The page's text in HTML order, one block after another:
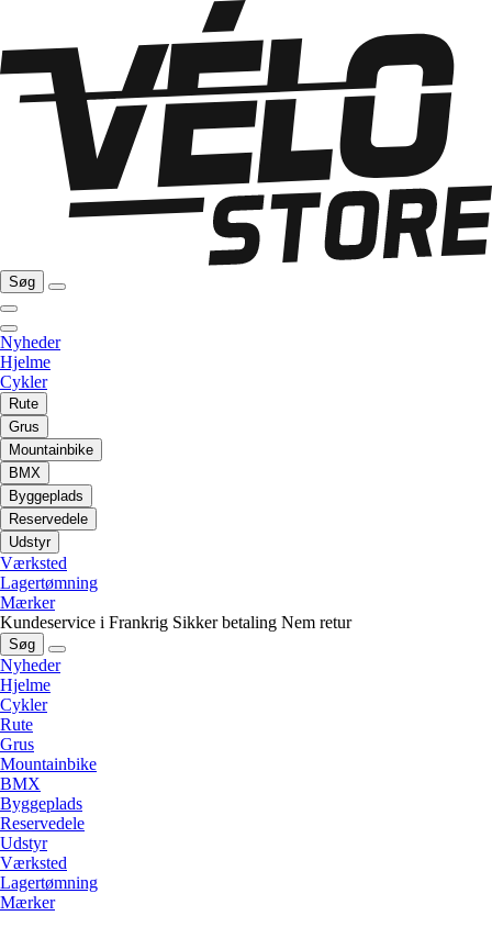
Søg
Nyheder
Hjelme
Cykler
Rute
Grus
Mountainbike
BMX
Byggeplads
Reservedele
Udstyr
Værksted
Lagertømning
Mærker
Kundeservice i Frankrig Sikker betaling Nem retur
Søg
Nyheder
Hjelme
Cykler
Rute
Grus
Mountainbike
BMX
Byggeplads
Reservedele
Udstyr
Værksted
Lagertømning
Mærker